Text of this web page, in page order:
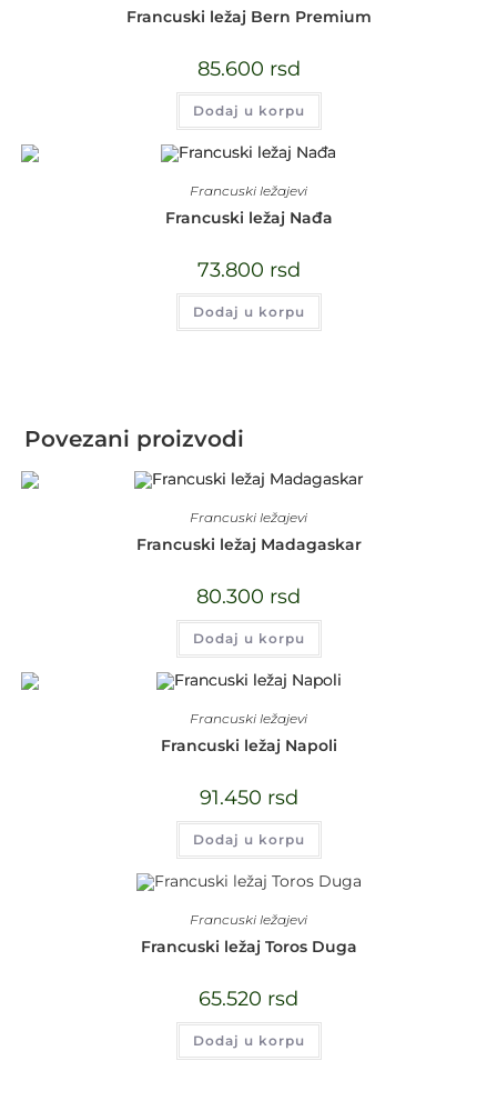
Francuski ležaj Bern Premium
85.600 rsd
Dodaj u korpu
Francuski ležajevi
Francuski ležaj Nađa
73.800 rsd
Dodaj u korpu
Povezani proizvodi
Francuski ležajevi
Francuski ležaj Madagaskar
80.300 rsd
Dodaj u korpu
Francuski ležajevi
Francuski ležaj Napoli
91.450 rsd
Dodaj u korpu
Francuski ležajevi
Francuski ležaj Toros Duga
65.520 rsd
Dodaj u korpu